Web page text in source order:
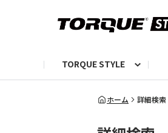
TORQUE STYLE
お知らせ
TORQUEニュース
TORQUEフォト
自己紹介しよう
編集部の日常フォト
ホーム 詳細検索